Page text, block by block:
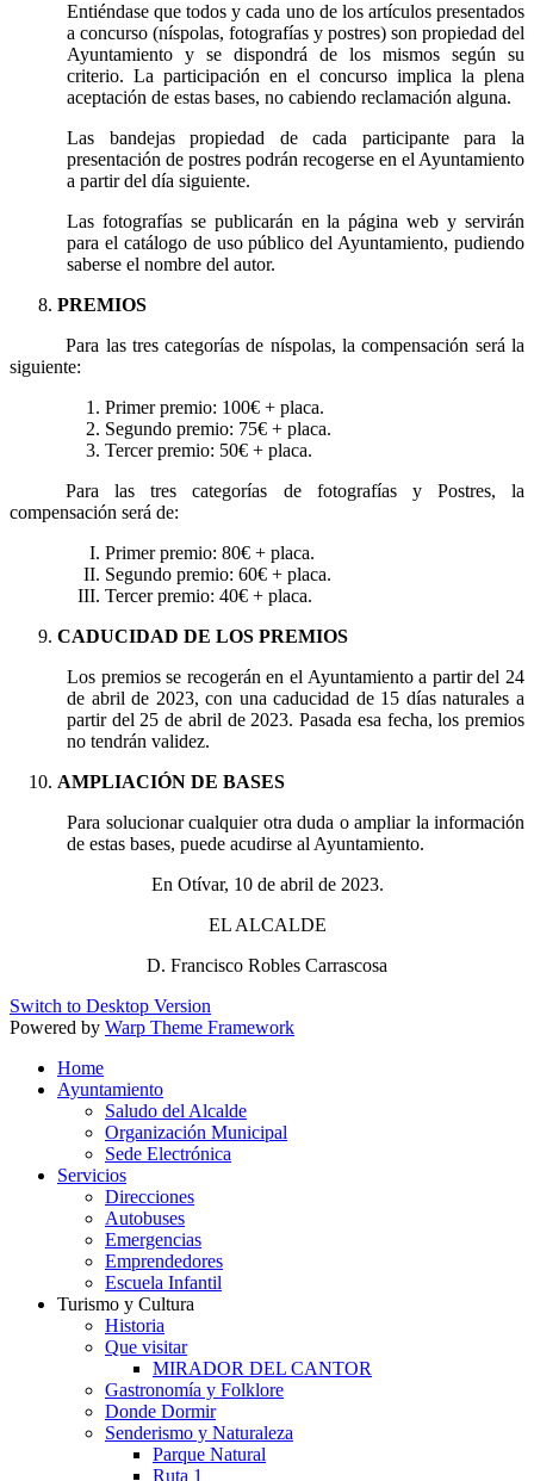
Entiéndase que todos y cada uno de los artículos presentados
a concurso (níspolas, fotografías y postres) son propiedad del
Ayuntamiento y se dispondrá de los mismos según su
criterio. La participación en el concurso implica la plena
aceptación de estas bases, no cabiendo reclamación alguna.
Las bandejas propiedad de cada participante para la
presentación de postres podrán recogerse en el Ayuntamiento
a partir del día siguiente.
Las fotografías se publicarán en la página web y servirán
para el catálogo de uso público del Ayuntamiento, pudiendo
saberse el nombre del autor.
PREMIOS
Para las tres categorías de níspolas, la compensación será la
siguiente:
Primer premio: 100€ + placa.
Segundo premio: 75€ + placa.
Tercer premio: 50€ + placa.
Para las tres categorías de fotografías y Postres, la
compensación será de:
Primer premio: 80€ + placa.
Segundo premio: 60€ + placa.
Tercer premio: 40€ + placa.
CADUCIDAD DE LOS PREMIOS
Los premios se recogerán en el Ayuntamiento a partir del 24
de abril de 2023, con una caducidad de 15 días naturales a
partir del 25 de abril de 2023. Pasada esa fecha, los premios
no tendrán validez.
AMPLIACIÓN DE BASES
Para solucionar cualquier otra duda o ampliar la información
de estas bases, puede acudirse al Ayuntamiento.
En Otívar, 10 de abril de 2023.
EL ALCALDE
D. Francisco Robles Carrascosa
Switch to Desktop Version
Powered by Warp Theme Framework
Home
Ayuntamiento
Saludo del Alcalde
Organización Municipal
Sede Electrónica
Servicios
Direcciones
Autobuses
Emergencias
Emprendedores
Escuela Infantil
Turismo y Cultura
Historia
Que visitar
MIRADOR DEL CANTOR
Gastronomía y Folklore
Donde Dormir
Senderismo y Naturaleza
Parque Natural
Ruta 1